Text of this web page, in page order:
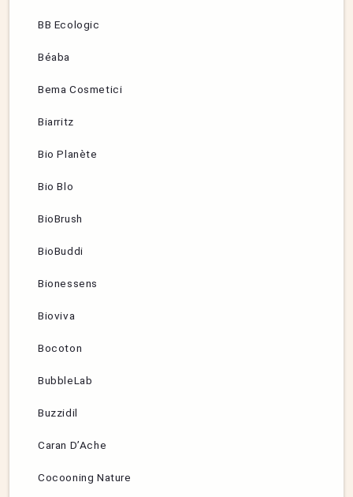
BB Ecologic
Béaba
Bema Cosmetici
Biarritz
Bio Planète
Bio Blo
BioBrush
BioBuddi
Bionessens
Bioviva
Bocoton
BubbleLab
Buzzidil
Caran D’Ache
Cocooning Nature